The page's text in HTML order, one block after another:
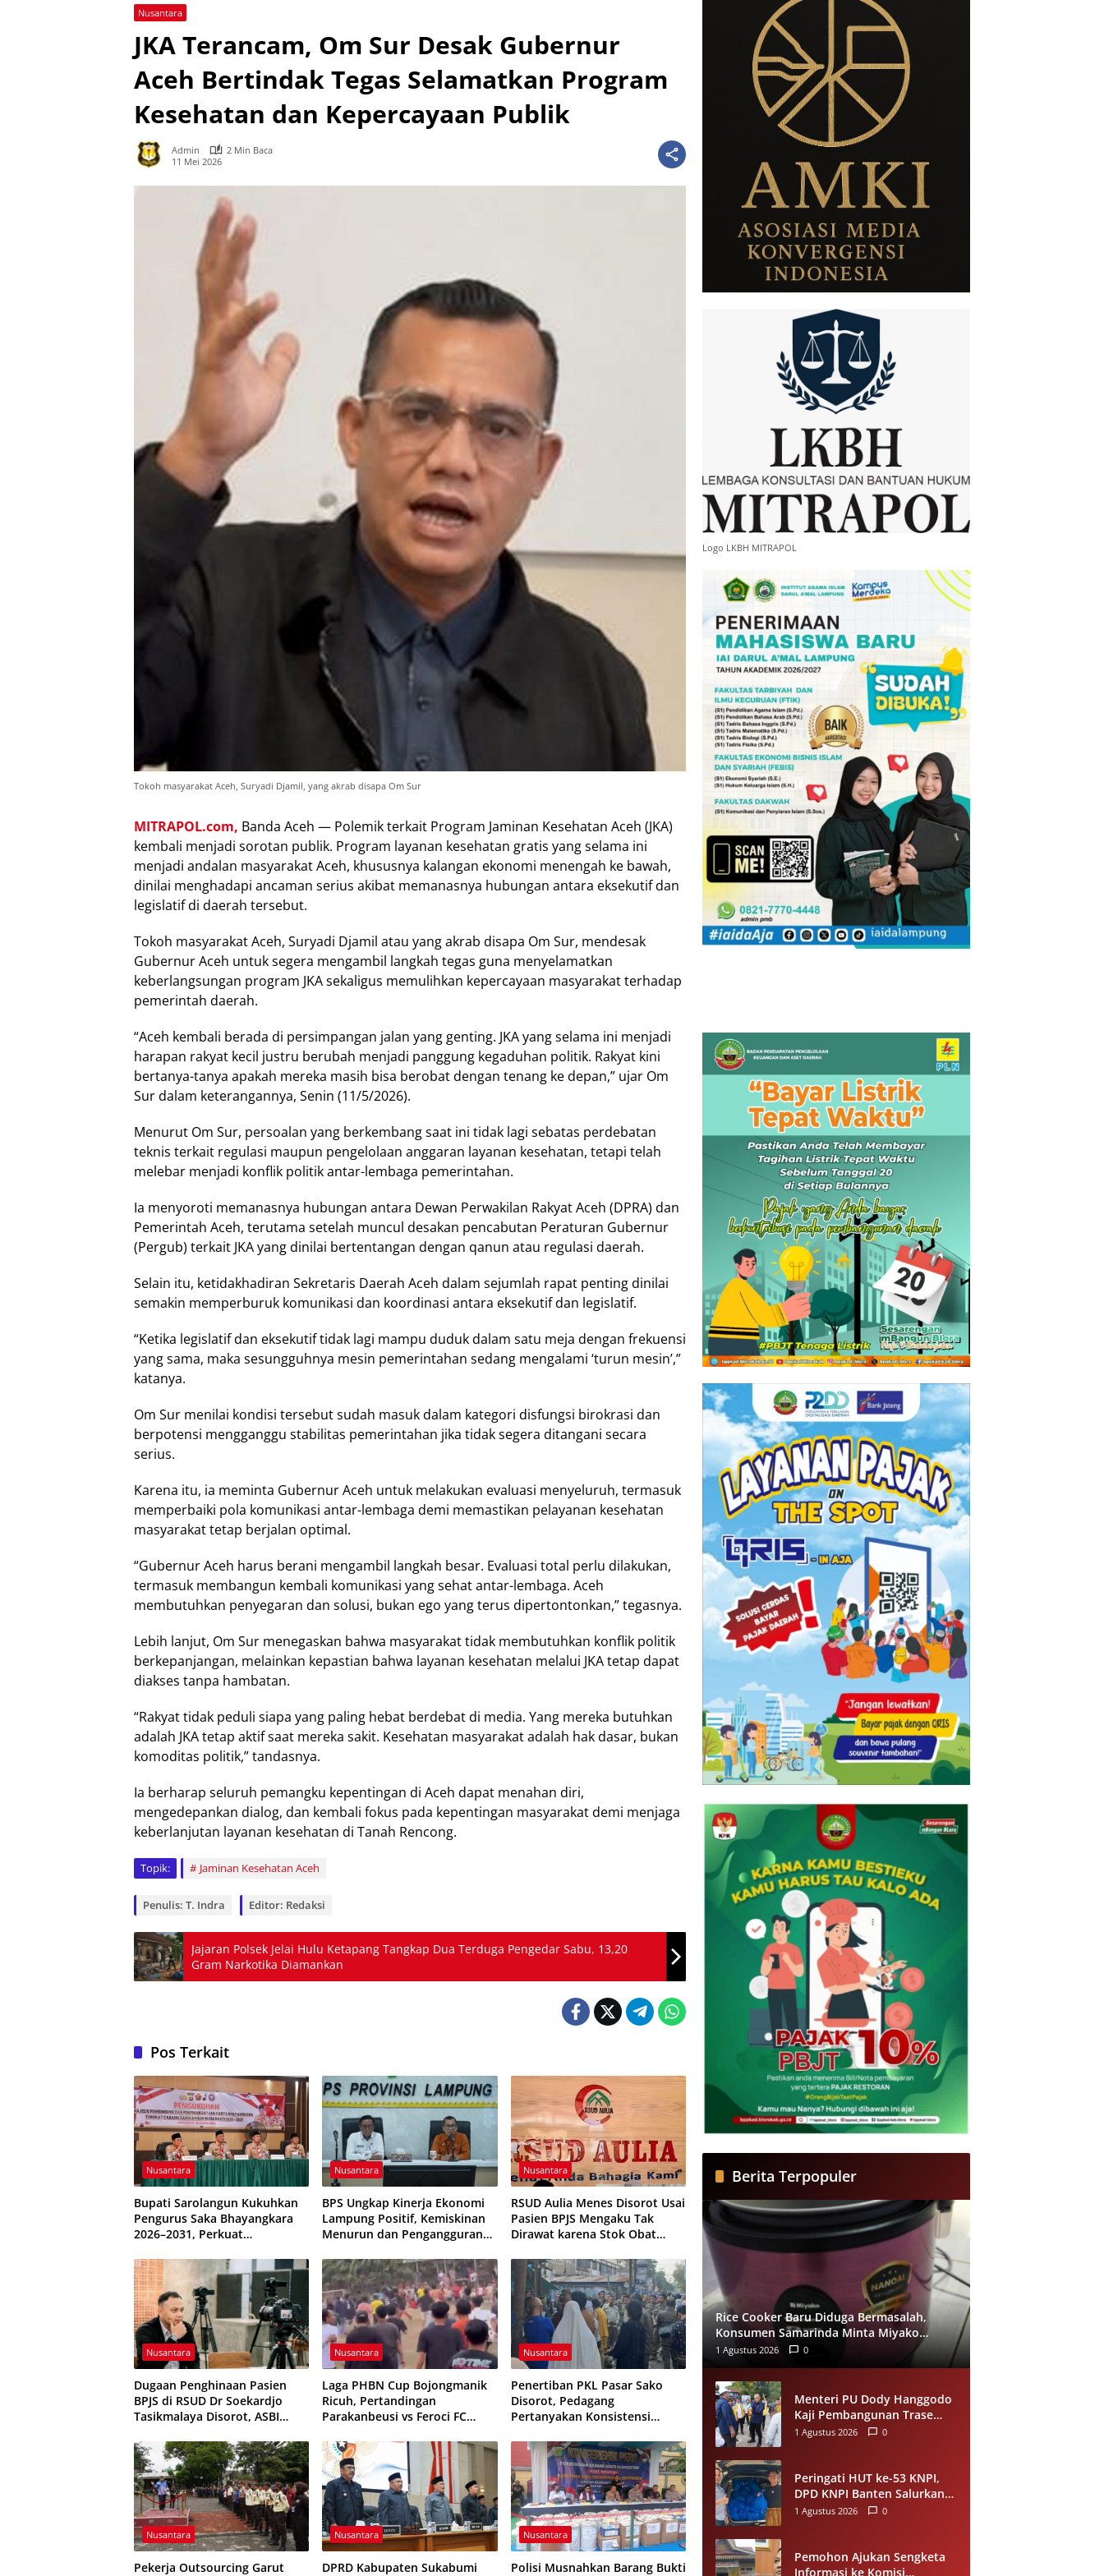
Nusantara
JKA Terancam, Om Sur Desak Gubernur
Aceh Bertindak Tegas Selamatkan Program
Kesehatan dan Kepercayaan Publik
Admin
2 Min Baca
11 Mei 2026
Tokoh masyarakat Aceh, Suryadi Djamil, yang akrab disapa Om Sur
MITRAPOL.com, Banda Aceh — Polemik terkait Program Jaminan Kesehatan Aceh (JKA)
kembali menjadi sorotan publik. Program layanan kesehatan gratis yang selama ini
menjadi andalan masyarakat Aceh, khususnya kalangan ekonomi menengah ke bawah,
dinilai menghadapi ancaman serius akibat memanasnya hubungan antara eksekutif dan
legislatif di daerah tersebut.
Tokoh masyarakat Aceh, Suryadi Djamil atau yang akrab disapa Om Sur, mendesak
Gubernur Aceh untuk segera mengambil langkah tegas guna menyelamatkan
keberlangsungan program JKA sekaligus memulihkan kepercayaan masyarakat terhadap
pemerintah daerah.
“Aceh kembali berada di persimpangan jalan yang genting. JKA yang selama ini menjadi
harapan rakyat kecil justru berubah menjadi panggung kegaduhan politik. Rakyat kini
bertanya-tanya apakah mereka masih bisa berobat dengan tenang ke depan,” ujar Om
Sur dalam keterangannya, Senin (11/5/2026).
Menurut Om Sur, persoalan yang berkembang saat ini tidak lagi sebatas perdebatan
teknis terkait regulasi maupun pengelolaan anggaran layanan kesehatan, tetapi telah
melebar menjadi konflik politik antar-lembaga pemerintahan.
Ia menyoroti memanasnya hubungan antara Dewan Perwakilan Rakyat Aceh (DPRA) dan
Pemerintah Aceh, terutama setelah muncul desakan pencabutan Peraturan Gubernur
(Pergub) terkait JKA yang dinilai bertentangan dengan qanun atau regulasi daerah.
Selain itu, ketidakhadiran Sekretaris Daerah Aceh dalam sejumlah rapat penting dinilai
semakin memperburuk komunikasi dan koordinasi antara eksekutif dan legislatif.
“Ketika legislatif dan eksekutif tidak lagi mampu duduk dalam satu meja dengan frekuensi
yang sama, maka sesungguhnya mesin pemerintahan sedang mengalami ‘turun mesin’,”
katanya.
Om Sur menilai kondisi tersebut sudah masuk dalam kategori disfungsi birokrasi dan
berpotensi mengganggu stabilitas pemerintahan jika tidak segera ditangani secara
serius.
Karena itu, ia meminta Gubernur Aceh untuk melakukan evaluasi menyeluruh, termasuk
memperbaiki pola komunikasi antar-lembaga demi memastikan pelayanan kesehatan
masyarakat tetap berjalan optimal.
“Gubernur Aceh harus berani mengambil langkah besar. Evaluasi total perlu dilakukan,
termasuk membangun kembali komunikasi yang sehat antar-lembaga. Aceh
membutuhkan penyegaran dan solusi, bukan ego yang terus dipertontonkan,” tegasnya.
Lebih lanjut, Om Sur menegaskan bahwa masyarakat tidak membutuhkan konflik politik
berkepanjangan, melainkan kepastian bahwa layanan kesehatan melalui JKA tetap dapat
diakses tanpa hambatan.
“Rakyat tidak peduli siapa yang paling hebat berdebat di media. Yang mereka butuhkan
adalah JKA tetap aktif saat mereka sakit. Kesehatan masyarakat adalah hak dasar, bukan
komoditas politik,” tandasnya.
Ia berharap seluruh pemangku kepentingan di Aceh dapat menahan diri,
mengedepankan dialog, dan kembali fokus pada kepentingan masyarakat demi menjaga
keberlanjutan layanan kesehatan di Tanah Rencong.
Topik: Jaminan Kesehatan Aceh
Penulis: T. Indra Editor: Redaksi
Jajaran Polsek Jelai Hulu Ketapang Tangkap Dua Terduga Pengedar Sabu, 13,20
Gram Narkotika Diamankan
Pos Terkait
Nusantara
Bupati Sarolangun Kukuhkan
Pengurus Saka Bhayangkara
2026–2031, Perkuat
Muda
Nusantara
BPS Ungkap Kinerja Ekonomi
Lampung Positif, Kemiskinan
Menurun dan Pengangguran
Nusantara
RSUD Aulia Menes Disorot Usai
Pasien BPJS Mengaku Tak
Dirawat karena Stok Obat
Nusantara
Dugaan Penghinaan Pasien
BPJS di RSUD Dr Soekardjo
Tasikmalaya Disorot, ASBI
Etika Pelayanan
Nusantara
Laga PHBN Cup Bojongmanik
Ricuh, Pertandingan
Parakanbeusi vs Feroci FC
Nusantara
Penertiban PKL Pasar Sako
Disorot, Pedagang
Pertanyakan Konsistensi
Pungutan
Nusantara
Pekerja Outsourcing Garut
Nusantara
DPRD Kabupaten Sukabumi
Nusantara
Polisi Musnahkan Barang Bukti
Logo LKBH MITRAPOL
Berita Terpopuler
Rice Cooker Baru Diduga Bermasalah,
Konsumen Samarinda Minta Miyako
Lakukan Evaluasi
1 Agustus 2026 0
Menteri PU Dody Hanggodo
Kaji Pembangunan Trase
Baru Kelok 44 Agam Usai
1 Agustus 2026 0
Peringati HUT ke-53 KNPI,
DPD KNPI Banten Salurkan
Bantuan Sembako Melalui
1 Agustus 2026 0
Pemohon Ajukan Sengketa
Informasi ke Komisi